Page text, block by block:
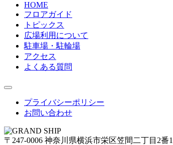
HOME
フロアガイド
トピックス
広場利用について
駐車場・駐輪場
アクセス
よくある質問
プライバシーポリシー
お問い合わせ
〒247-0006 神奈川県横浜市栄区笠間二丁目2番